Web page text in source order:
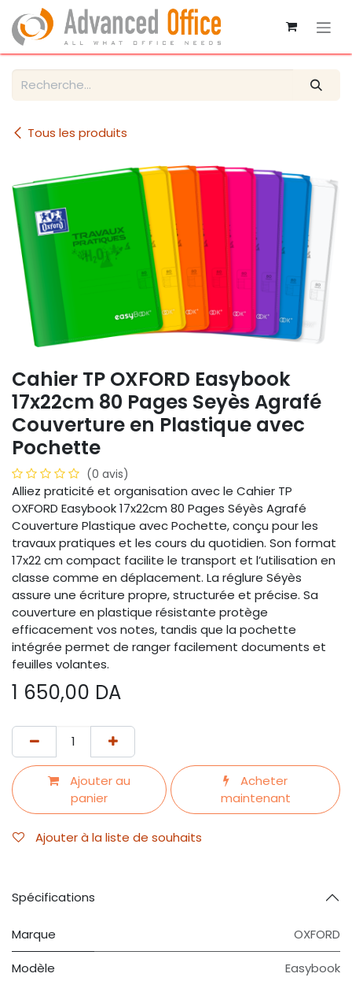
Se rendre au contenu
Tous les produits
Cahier TP OXFORD Easybook
17x22cm 80 Pages Seyès Agrafé
Couverture en Plastique avec
Pochette
(0 avis)
Alliez praticité et organisation avec le Cahier TP
OXFORD Easybook 17x22cm 80 Pages Séyès Agrafé
Couverture Plastique avec Pochette, conçu pour les
travaux pratiques et les cours du quotidien. Son format
17x22 cm compact facilite le transport et l’utilisation en
classe comme en déplacement. La réglure Séyès
assure une écriture propre, structurée et précise. Sa
couverture en plastique résistante protège
efficacement vos notes, tandis que la pochette
intégrée permet de ranger facilement documents et
feuilles volantes.
1 650,00 DA
Ajouter au
panier
Acheter
maintenant
Ajouter à la liste de souhaits
Spécifications
Marque OXFORD
Modèle Easybook